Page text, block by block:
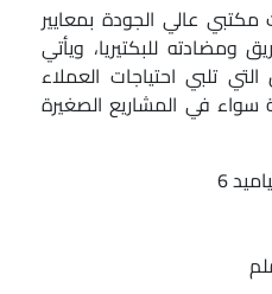
عالي الجودة بمعايير
ومضادته للبكتيريا، ويأتي
تلبي احتياجات العملاء
سواء في المشاريع الصغيرة
6